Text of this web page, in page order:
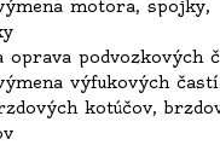
motora, spojky,
oprava podvozkových
výfukových častí
kotúčov,